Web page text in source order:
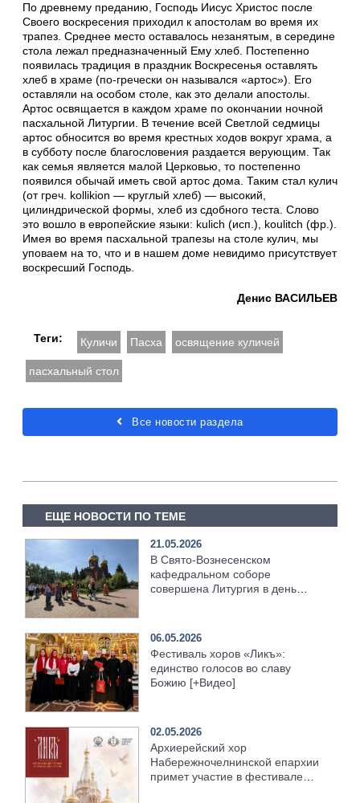
По древнему преданию, Господь Иисус Христос после
Своего воскресения приходил к апостолам во время их
трапез. Среднее место оставалось незанятым, в середине
стола лежал предназначенный Ему хлеб. Постепенно
появилась традиция в праздник Воскресенья оставлять
хлеб в храме (по-гречески он назывался «артос»). Его
оставляли на особом столе, как это делали апостолы.
Артос освящается в каждом храме по окончании ночной
пасхальной Литургии. В течение всей Светлой седмицы
артос обносится во время крестных ходов вокруг храма, а
в субботу после благословения раздается верующим. Так
как семья является малой Церковью, то постепенно
появился обычай иметь свой артос дома. Таким стал кулич
(от греч. kollikion — круглый хлеб) — высокий,
цилиндрической формы, хлеб из сдобного теста. Слово
это вошло в европейские языки: kulich (исп.), koulitch (фр.).
Имея во время пасхальной трапезы на столе кулич, мы
уповаем на то, что и в нашем доме невидимо присутствует
воскресший Господь.
Денис ВАСИЛЬЕВ
Теги: Куличи Пасха освящение куличей
пасхальный стол
Все новости раздела
ЕЩЕ НОВОСТИ ПО ТЕМЕ
21.05.2026
В Свято-Вознесенском
кафедральном соборе
совершена Литургия в день
06.05.2026
Фестиваль хоров «Ликъ»:
единство голосов во славу
Божию [+Видео]
02.05.2026
Архиерейский хор
Набережночелнинской епархии
примет участие в фестивале